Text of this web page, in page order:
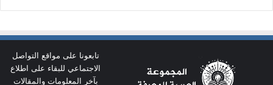
تابعونا على مواقع التواصل
الاجتماعي للبقاء على اطلاع
بآخر المعلومات والمقالات